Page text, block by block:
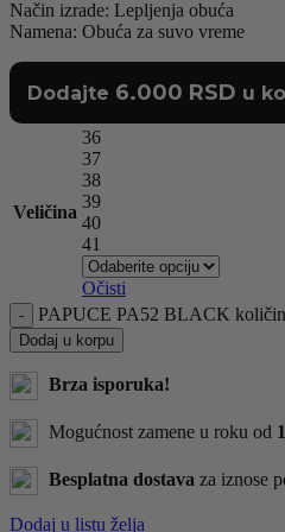
Način izrade: Lepljenja obuća
Namena: Obuća za suvo vreme
Dodajte 6.000 RSD u
Veličina
36
37
38
39
40
41
Očisti
PAPUCE PA52 BLACK
Dodaj u korpu
Brza isporuka!
Mogućnost zamene u roku od
Besplatna dostava za iznose
Dodaj u listu želja